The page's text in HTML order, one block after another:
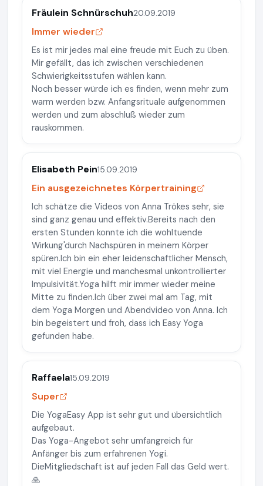
Fräulein Schnürschuh20.09.2019
Immer wieder
Es ist mir jedes mal eine freude mit Euch zu üben.
Mir gefällt, das ich zwischen verschiedenen
Schwierigkeitsstufen wählen kann.
Noch besser würde ich es finden, wenn mehr zum
warm werden bzw. Anfangsrituale aufgenommen
werden und zum abschluß wieder zum
rauskommen.
Elisabeth Pein15.09.2019
Ein ausgezeichnetes Körpertraining
Ich schätze die Videos von Anna Trökes sehr, sie
sind ganz genau und effektiv.Bereits nach den
ersten Stunden konnte ich die wohltuende
Wirkung'durch Nachspüren in meinem Körper
spüren.Ich bin ein eher leidenschaftlicher Mensch,
mit viel Energie und manchesmal unkontrollierter
Impulsivität.Yoga hilft mir immer wieder meine
Mitte zu finden.Ich über zwei mal am Tag, mit
dem Yoga Morgen und Abendvideo von Anna. Ich
bin begeistert und froh, dass ich Easy Yoga
gefunden habe.
Raffaela15.09.2019
Super
Die YogaEasy App ist sehr gut und übersichtlich
aufgebaut.
Das Yoga-Angebot sehr umfangreich für
Anfänger bis zum erfahrenen Yogi.
DieMitgliedschaft ist auf jeden Fall das Geld wert.
🙏